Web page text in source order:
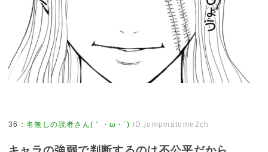
36 ：名無しの読者さん(｀・ω・´) ID:jumpmatome2ch